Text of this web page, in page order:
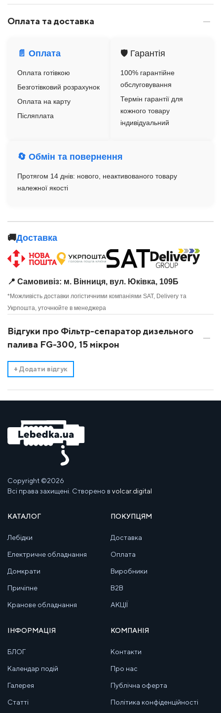
Оплата та доставка
📄 Оплата
Оплата готівкою
Безготівковий розрахунок
Оплата на карту
Післяплата
🛡️ Гарантія
100% гарантійне
обслуговування
Термін гарантії для
кожного товару
індивідуальний
🔄 Обмін та повернення
Протягом 14 днів: нового, неактивованого товару
належної якості
🚚Доставка
📍 Самовивіз: м. Вінниця, вул. Юківка, 109Б
*Можливість доставки логістичними компаніями SAT, Delivery та
Укрпошта, уточнюйте в менеджера
Відгуки про Фільтр-сепаратор дизельного
палива FG-300, 15 мікрон
+ Додати відгук
Copyright ©2026
Всі права захищені. Створено в volcar.digital
КАТАЛОГ
Лебідки
Електричне обладнання
Домкрати
Причіпне
Кранове обладнання
ПОКУПЦЯМ
Доставка
Оплата
Виробники
B2B
АКЦІЇ
ІНФОРМАЦІЯ
БЛОГ
Календар подій
Галерея
Статті
КОМПАНІЯ
Контакти
Про нас
Публічна оферта
Політика конфіденційності